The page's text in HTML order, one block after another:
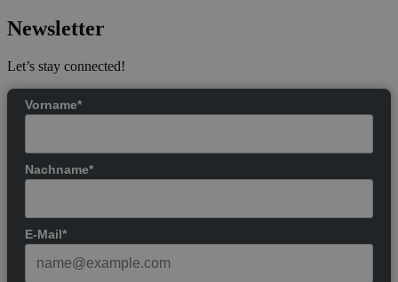
Newsletter
Let’s stay connected!
Vorname*
Nachname*
E-Mail*